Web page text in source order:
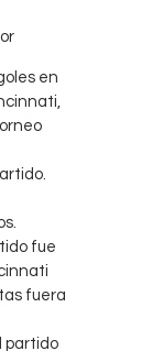
en
fue
fuera
partido